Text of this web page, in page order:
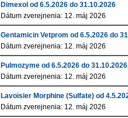
Dimexol od 6.5.2026 do 31.10.2026
Dátum zverejnenia: 12. máj 2026
Gentamicin Vetprom od 6.5.2026 do
Dátum zverejnenia: 12. máj 2026
Pulmozyme od 6.5.2026 do 31.10.2026
Dátum zverejnenia: 12. máj 2026
Lavoisier Morphine (Sulfate) od
Dátum zverejnenia: 12. máj 2026